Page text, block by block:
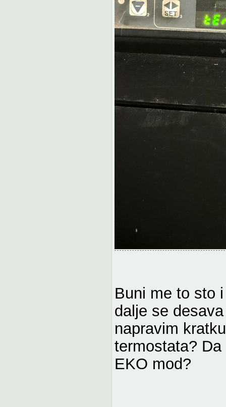
Buni me to sto
dalje se
napravim
termostata?
EKO mod?